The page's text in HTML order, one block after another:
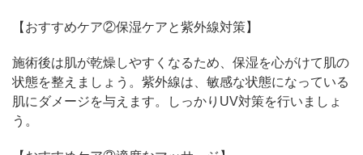
【おすすめケア②保湿ケアと紫外線対策】
施術後は肌が乾燥しやすくなるため、保湿を心がけて肌の
状態を整えましょう。紫外線は、敏感な状態になっている
肌にダメージを与えます。しっかりUV対策を行いましょ
う。